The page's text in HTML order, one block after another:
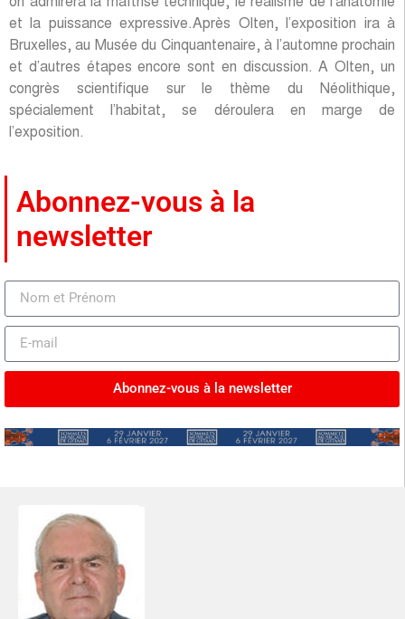
on admirera la maîtrise technique, le réalisme de l’anatomie
et la puissance expressive.Après Olten, l’exposition ira à
Bruxelles, au Musée du Cinquantenaire, à l’automne prochain
et d’autres étapes encore sont en discussion. A Olten, un
congrès scientifique sur le thème du Néolithique,
spécialement l’habitat, se déroulera en marge de
l’exposition.
Abonnez-vous à la
newsletter
Abonnez-vous à la newsletter